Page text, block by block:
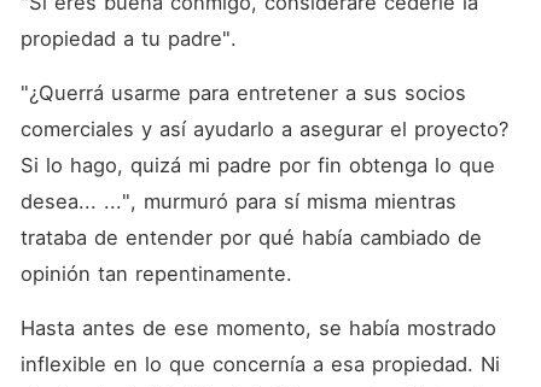
propiedad a tu padre".
"¿Querrá usarme para entretener a sus socios
comerciales y así ayudarlo a asegurar el proyecto?
Si lo hago, quizá mi padre por fin obtenga lo que
desea... ...", murmuró para sí misma mientras
trataba de entender por qué había cambiado de
opinión tan repentinamente.
Hasta antes de ese momento, se había mostrado
inflexible en lo que concernía a esa propiedad. Ni